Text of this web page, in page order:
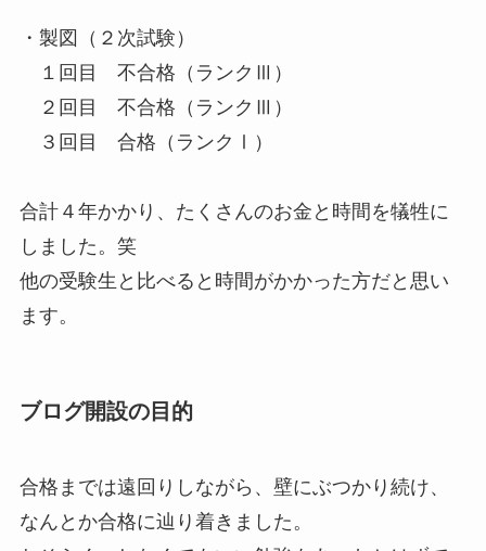
・製図（２次試験）
１回目 不合格（ランクⅢ）
２回目 不合格（ランクⅢ）
３回目 合格（ランクⅠ）
合計４年かかり、たくさんのお金と時間を犠牲に
しました。笑
他の受験生と比べると時間がかかった方だと思い
ます。
ブログ開設の目的
合格までは遠回りしながら、壁にぶつかり続け、
なんとか合格に辿り着きました。